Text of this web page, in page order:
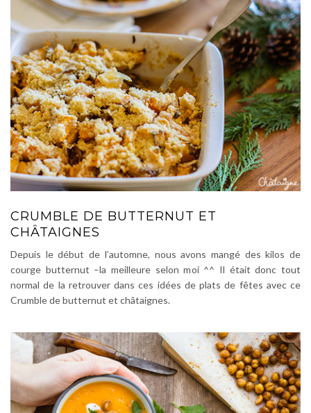
CRUMBLE DE BUTTERNUT ET
CHÂTAIGNES
Depuis le début de l’automne, nous avons mangé des kilos de
courge butternut –la meilleure selon moi ^^ Il était donc tout
normal de la retrouver dans ces idées de plats de fêtes avec ce
Crumble de butternut et châtaignes.